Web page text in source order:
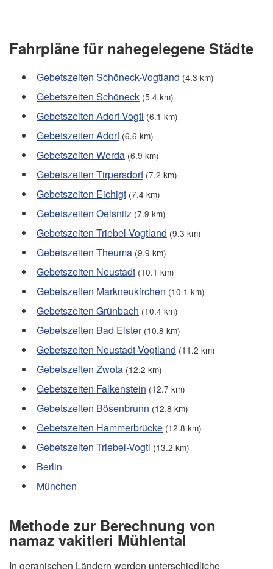
Fahrpläne für nahegelegene Städte
Gebetszeiten Schöneck-Vogtland (4.3 km)
Gebetszeiten Schöneck (5.4 km)
Gebetszeiten Adorf-Vogtl (6.1 km)
Gebetszeiten Adorf (6.6 km)
Gebetszeiten Werda (6.9 km)
Gebetszeiten Tirpersdorf (7.2 km)
Gebetszeiten Eichigt (7.4 km)
Gebetszeiten Oelsnitz (7.9 km)
Gebetszeiten Triebel-Vogtland (9.3 km)
Gebetszeiten Theuma (9.9 km)
Gebetszeiten Neustadt (10.1 km)
Gebetszeiten Markneukirchen (10.1 km)
Gebetszeiten Grünbach (10.4 km)
Gebetszeiten Bad Elster (10.8 km)
Gebetszeiten Neustadt-Vogtland (11.2 km)
Gebetszeiten Zwota (12.2 km)
Gebetszeiten Falkenstein (12.7 km)
Gebetszeiten Bösenbrunn (12.8 km)
Gebetszeiten Hammerbrücke (12.8 km)
Gebetszeiten Triebel-Vogtl (13.2 km)
Berlin
München
Methode zur Berechnung von
namaz vakitleri Mühlental
In geranischen Ländern werden unterschiedliche